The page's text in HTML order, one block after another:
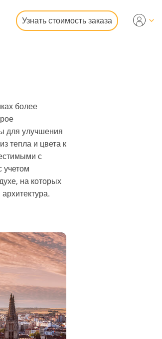
Узнать стоимость заказа
более
для улучшения
тепла и цвета к
с
на которых